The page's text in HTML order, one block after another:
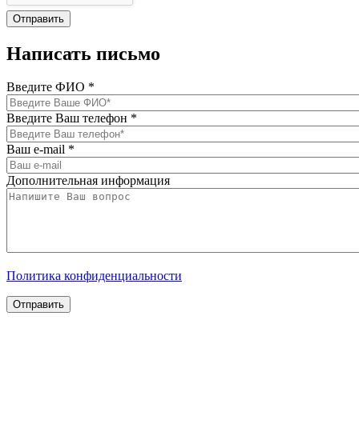
Написать письмо
Введите ФИО *
Введите Ваш телефон *
Ваш e-mail *
Дополнительная информация
Политика конфиденциальности